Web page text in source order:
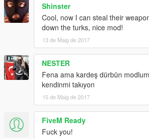
Shinster
Cool, now I can steal their
down the turks, nice mod!
13 de Maig de 2017
NESTER
Fena ama kardeş dürbün
kendinmi takıyon
15 de Maig de 2017
FiveM Ready
Fuck you!